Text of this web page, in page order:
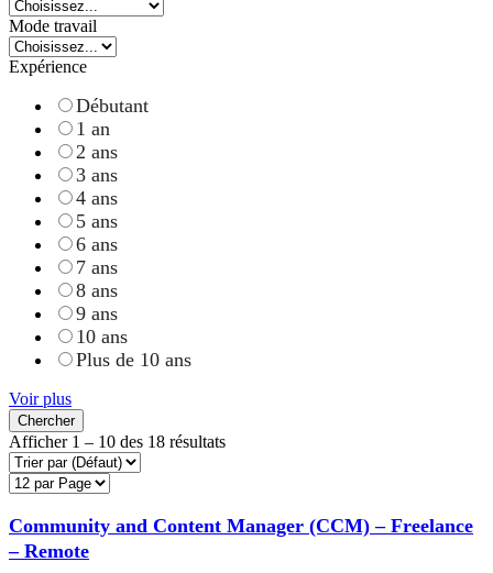
Mode travail
Expérience
Débutant
1 an
2 ans
3 ans
4 ans
5 ans
6 ans
7 ans
8 ans
9 ans
10 ans
Plus de 10 ans
Voir plus
Chercher
Afficher 1 – 10 des 18 résultats
Community and Content Manager (CCM) – Freelance
– Remote